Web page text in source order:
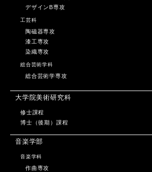
デザインB専攻
工芸科
陶磁器専攻
漆工専攻
染織専攻
総合芸術学科
総合芸術学専攻
大学院美術研究科
修士課程
博士（後期）課程
音楽学部
音楽学科
作曲専攻